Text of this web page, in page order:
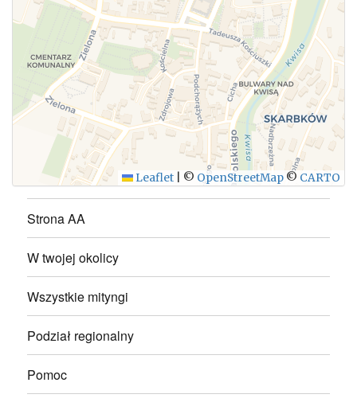
WYŚLIJ
Leaflet © OpenStreetMap © CARTO
Strona AA
W twojej okolicy
Wszystkie mityngi
Podział regionalny
Pomoc